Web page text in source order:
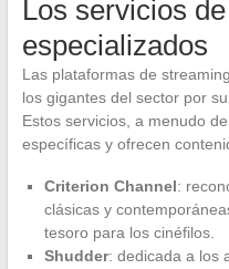
Los servicios
especializados
Las plataformas de
los gigantes del sector por
Estos servicios, a menudo
específicas y ofrecen
Criterion Channel:
clásicas y
tesoro para los cinéfilos.
Shudder: dedicada a los